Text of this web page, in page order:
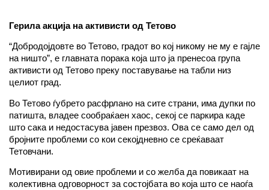
Герила акција на активисти од Тетово
“Добродојдовте во Тетово, градот во кој никому не му е гајле
на ништо”, е главната порака која што ја пренесоа група
активисти од Тетово преку поставување на табли низ
целиот град.
Во Тетово ѓубрето расфрлано на сите страни, има дупки по
патишта, владее сообраќаен хаос, секој се паркира каде
што сака и недостасува јавен презвоз. Ова се само дел од
бројните проблеми со кои секојдневно се среќаваат
Тетовчани.
Мотивирани од овие проблеми и со желба да повикаат на
колективна одговорност за состојбата во која што се наоѓа